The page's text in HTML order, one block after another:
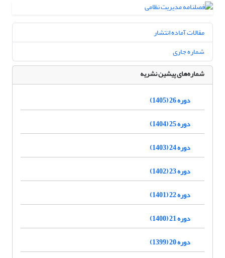
مقالات آماده انتشار
شماره جاری
شماره‌های پیشین نشریه
دوره 26 (1405)
دوره 25 (1404)
دوره 24 (1403)
دوره 23 (1402)
دوره 22 (1401)
دوره 21 (1400)
دوره 20 (1399)